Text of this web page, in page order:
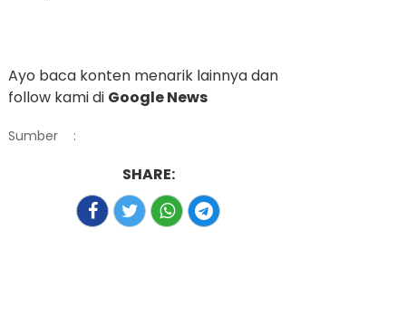
Ayo baca konten menarik lainnya dan
follow kami di Google News
Sumber :
SHARE: